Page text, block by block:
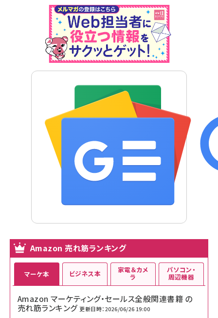
Amazon 売れ筋ランキング
マーケ本
Amazon マーケティング・セールス全般関連書籍 の
売れ筋ランキング 更新日時：2026/06/26 19:00
ビジネス本 家電＆カメ
ラ
パソコン・
周辺機器